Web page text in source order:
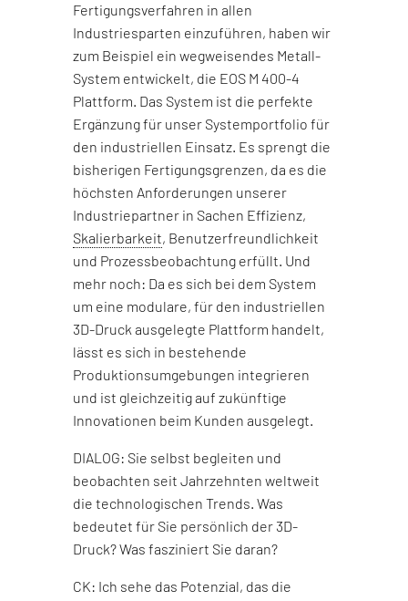
Fertigungsverfahren in allen
Industriesparten einzuführen, haben wir
zum Beispiel ein wegweisendes Metall-
System entwickelt, die EOS M 400-4
Plattform. Das System ist die perfekte
Ergänzung für unser Systemportfolio für
den industriellen Einsatz. Es sprengt die
bisherigen Fertigungsgrenzen, da es die
höchsten Anforderungen unserer
Industriepartner in Sachen Effizienz,
Skalierbarkeit, Benutzerfreundlichkeit
und Prozessbeobachtung erfüllt. Und
mehr noch: Da es sich bei dem System
um eine modulare, für den industriellen
3D-Druck ausgelegte Plattform handelt,
lässt es sich in bestehende
Produktionsumgebungen integrieren
und ist gleichzeitig auf zukünftige
Innovationen beim Kunden ausgelegt.
DIALOG: Sie selbst begleiten und
beobachten seit Jahrzehnten weltweit
die technologischen Trends. Was
bedeutet für Sie persönlich der 3D-
Druck? Was fasziniert Sie daran?
CK: Ich sehe das Potenzial, das die